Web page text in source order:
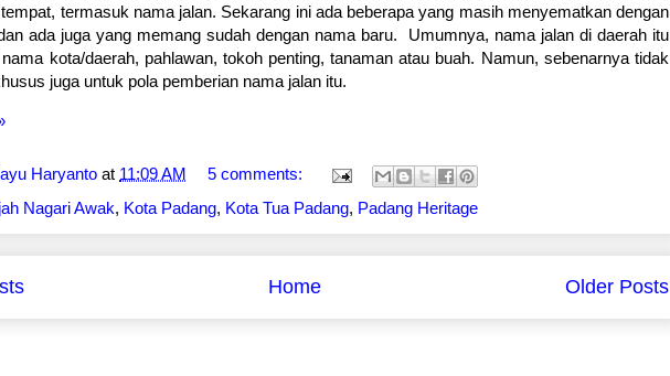
termasuk nama jalan. Sekarang ini ada beberapa yang masih menyematkan dengan
ada juga yang memang sudah dengan nama baru. Umumnya, nama jalan di daerah itu
kota/daerah, pahlawan, tokoh penting, tanaman atau buah. Namun, sebenarnya tidak
juga untuk pola pemberian nama jalan itu.
Haryanto at 11:09 AM
5 comments:
Nagari Awak, Kota Padang, Kota Tua Padang, Padang Heritage
Older Posts
Home